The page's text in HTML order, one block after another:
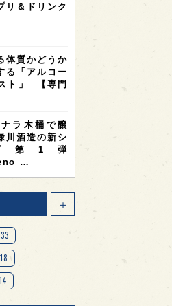
リ＆ドリンク
体質かどうか
る「アルコー
ト」─【専門
ラ木桶で醸
川酒造の新シ
第1弾
…
＋
33
18
14